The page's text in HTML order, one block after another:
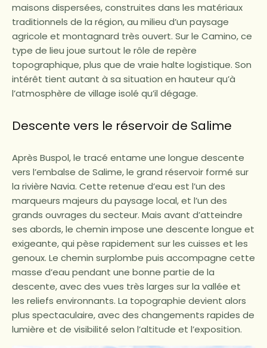
maisons dispersées, construites dans les matériaux
traditionnels de la région, au milieu d’un paysage
agricole et montagnard très ouvert. Sur le Camino, ce
type de lieu joue surtout le rôle de repère
topographique, plus que de vraie halte logistique. Son
intérêt tient autant à sa situation en hauteur qu’à
l’atmosphère de village isolé qu’il dégage.
Descente vers le réservoir de Salime
Après Buspol, le tracé entame une longue descente
vers l’embalse de Salime, le grand réservoir formé sur
la rivière Navia. Cette retenue d’eau est l’un des
marqueurs majeurs du paysage local, et l’un des
grands ouvrages du secteur. Mais avant d’atteindre
ses abords, le chemin impose une descente longue et
exigeante, qui pèse rapidement sur les cuisses et les
genoux. Le chemin surplombe puis accompagne cette
masse d’eau pendant une bonne partie de la
descente, avec des vues très larges sur la vallée et
les reliefs environnants. La topographie devient alors
plus spectaculaire, avec des changements rapides de
lumière et de visibilité selon l’altitude et l’exposition.